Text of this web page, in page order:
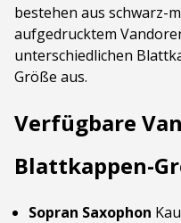
bestehen aus schwarz-
aufgedrucktem
unterschiedlichen
Größe aus.
Verfügbare
Blattkappen-
Sopran Saxophon